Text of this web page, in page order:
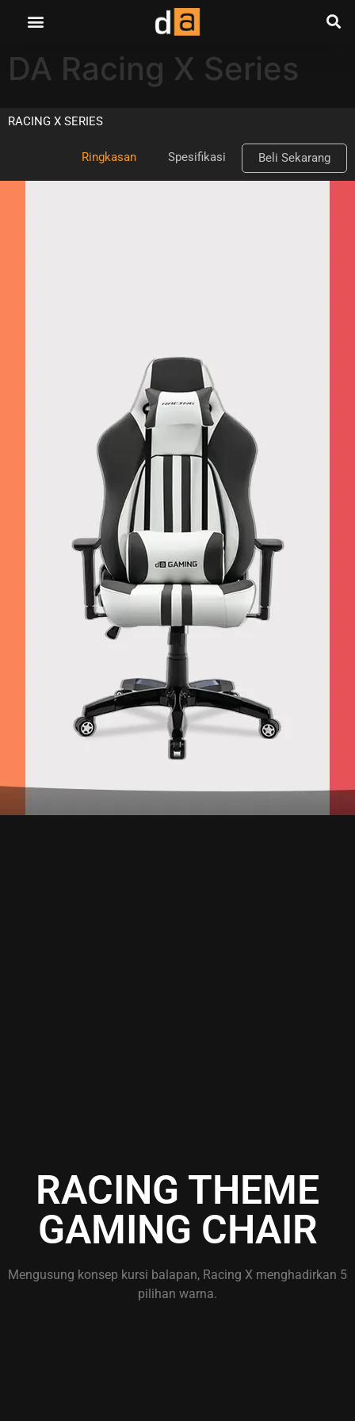
DA Racing X Series
RACING X SERIES
Ringkasan Spesifikasi Beli Sekarang
RACING THEME
GAMING CHAIR
Mengusung konsep kursi balapan, Racing X menghadirkan 5
pilihan warna.